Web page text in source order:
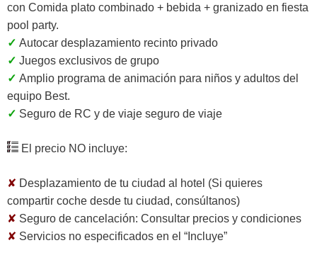
con Comida plato combinado + bebida + granizado en fiesta
pool party.
✓ Autocar desplazamiento recinto privado
✓ Juegos exclusivos de grupo
✓ Amplio programa de animación para niños y adultos del
equipo Best.
✓ Seguro de RC y de viaje seguro de viaje
El precio NO incluye:
✘ Desplazamiento de tu ciudad al hotel (Si quieres
compartir coche desde tu ciudad, consúltanos)
✘ Seguro de cancelación: Consultar precios y condiciones
✘ Servicios no especificados en el “Incluye”